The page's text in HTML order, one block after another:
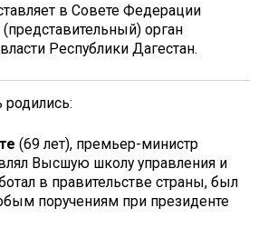
в Совете Федерации
орган
Республики Дагестан.
(69 лет), премьер-министр
Высшую школу управления и
в правительстве страны, был
поручениям при президенте